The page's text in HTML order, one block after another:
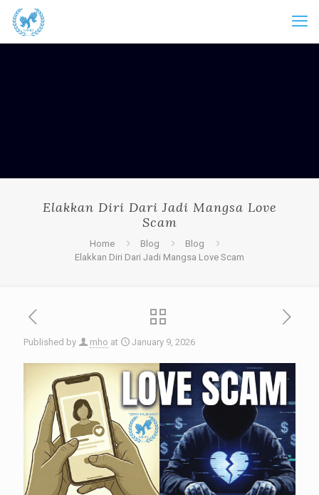
Elakkan Diri Dari Jadi Mangsa Love
Scam
Home Blog
Blog
Elakkan Diri Dari Jadi Mangsa Love Scam
Published by mho at January 9, 2026